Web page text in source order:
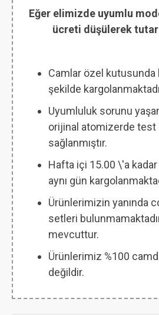
Eğer elimizde uyumlu
ücreti düşülerek
Camlar özel kutusunda
şekilde
Uyumluluk sorunu
orijinal atomizerde test
sağlanmıştır.
Hafta içi 15.00 \'a
aynı gün
Ürünlerimizin yanında
setleri
mevcuttur.
Ürünlerimiz %100
değildir.